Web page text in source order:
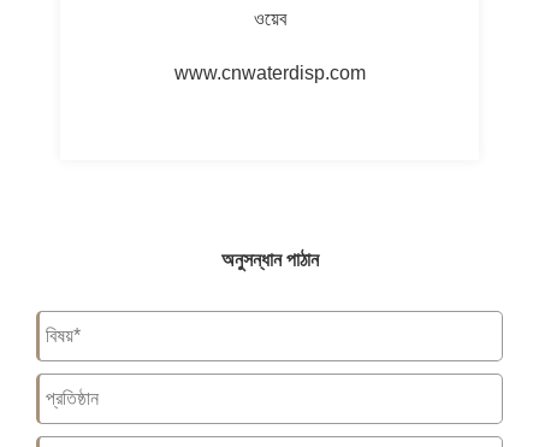
ওয়েব
www.cnwaterdisp.com
অনুসন্ধান পাঠান